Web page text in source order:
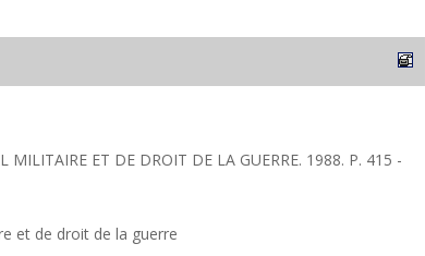
MILITAIRE ET DE DROIT DE LA GUERRE. 1988. P. 415 -
et de droit de la guerre